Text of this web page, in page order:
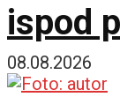
ispod
08.08.2026